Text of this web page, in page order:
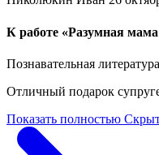
К работе «Разумная
Познавательная литература
Отличный подарок
Показать полностью